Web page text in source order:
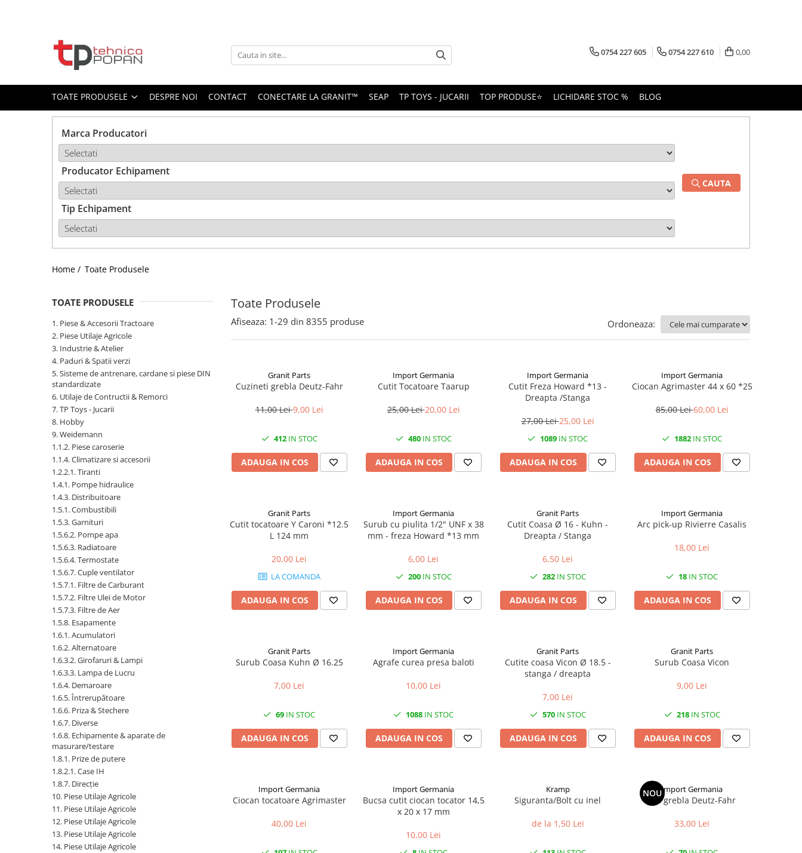
Toate Produsele
1.1. Cabina & Caroserie
1.1.2. Piese caroserie
1.1.3. Embleme & Abtibilduri
1.1.4. Climatizare si accesorii
Puncte si mecanism de ridicare
Tiranti si accesorii
1.3. Scaune & Accesorii
1.3.1. Scaune
1.4.1. Pompe hidraulice
1.4.2. Joystick
1.4.3. Distribuitoare
1.4.4. Cilindri si accesorii
1.5. Motoare
1.5.1. Combustibili
1.5.2. Cuzineti si accesorii
1.5.3. Garnituri
1.5.4. Piese de schimb pentru
motor si accesorii
1.5.5. Pistoane & camasi piston
1.5.6. Răcire
1.5.7. Filtre
1.5.8. Esapamente
1.5.9. Chiulasa si supape
1.5.10. Distributie si accesorii
1.6. Electrice
1.6.1. Acumulatori
0754 227 605 0754 227 610 0,00
TOATE PRODUSELE DESPRE NOI CONTACT CONECTARE LA GRANIT™ SEAP TP TOYS - JUCARII TOP PRODUSE⭐ LICHIDARE STOC % BLOG
Marca Producatori
Producator Echipament
Tip Echipament
CAUTA
Home / Toate Produsele
Toate Produsele
TOATE PRODUSELE
1. Piese & Accesorii Tractoare
2. Piese Utilaje Agricole
3. Industrie & Atelier
4. Paduri & Spatii verzi
5. Sisteme de antrenare, cardane si piese DIN
standardizate
6. Utilaje de Contructii & Remorci
7. TP Toys - Jucarii
8. Hobby
9. Weidemann
1.1.2. Piese caroserie
1.1.4. Climatizare si accesorii
1.2.2.1. Tiranti
1.4.1. Pompe hidraulice
1.4.3. Distribuitoare
1.5.1. Combustibili
1.5.3. Garnituri
1.5.6.2. Pompe apa
1.5.6.3. Radiatoare
1.5.6.4. Termostate
1.5.6.7. Cuple ventilator
1.5.7.1. Filtre de Carburant
1.5.7.2. Filtre Ulei de Motor
1.5.7.3. Filtre de Aer
1.5.8. Esapamente
1.6.1. Acumulatori
1.6.2. Alternatoare
1.6.3.2. Girofaruri & Lampi
1.6.3.3. Lampa de Lucru
1.6.4. Demaroare
1.6.5. Întrerupătoare
1.6.6. Priza & Stechere
1.6.7. Diverse
1.6.8. Echipamente & aparate de
masurare/testare
1.8.1. Prize de putere
1.8.2.1. Case IH
1.8.7. Direcție
10. Piese Utilaje Agricole
11. Piese Utilaje Agricole
12. Piese Utilaje Agricole
13. Piese Utilaje Agricole
14. Piese Utilaje Agricole
Afiseaza: 1-29 din 8355 produse Ordoneaza:
Granit Parts
Cuzineti grebla Deutz-Fahr
11,00 Lei9,00 Lei
412IN STOC
ADAUGA IN COS
Import Germania
Cutit Tocatoare Taarup
25,00 Lei20,00 Lei
480IN STOC
ADAUGA IN COS
Import Germania
Cutit Freza Howard *13 -
Dreapta /Stanga
27,00 Lei25,00 Lei
1089 IN STOC
ADAUGA IN COS
Import Germania
Ciocan Agrimaster 44 x 60 *25
85,00 Lei60,00 Lei
1882 IN STOC
ADAUGA IN COS
Granit Parts
Cutit tocatoare Y Caroni *12.5
L 124 mm
20,00 Lei
LA COMANDA
ADAUGA IN COS
Import Germania
Surub cu piulita 1/2" UNF x 38
mm - freza Howard *13 mm
6,00 Lei
200IN STOC
ADAUGA IN COS
Granit Parts
Cutit Coasa Ø 16 - Kuhn -
Dreapta / Stanga
6,50 Lei
282IN STOC
ADAUGA IN COS
Import Germania
Arc pick-up Rivierre Casalis
18,00 Lei
18 IN STOC
ADAUGA IN COS
Granit Parts
Surub Coasa Kuhn Ø 16.25
7,00 Lei
69 IN STOC
ADAUGA IN COS
Import Germania
Agrafe curea presa baloti
10,00 Lei
1088 IN STOC
ADAUGA IN COS
Granit Parts
Cutite coasa Vicon Ø 18.5 -
stanga / dreapta
7,00 Lei
570IN STOC
ADAUGA IN COS
Granit Parts
Surub Coasa Vicon
9,00 Lei
218IN STOC
ADAUGA IN COS
Import Germania
Ciocan tocatoare Agrimaster
40,00 Lei
Import Germania
Bucsa cutit ciocan tocator 14,5
x 20 x 17 mm
10,00 Lei
Kramp
Siguranta/Bolt cu inel
de la 1,50 Lei
NOUImport Germania
Arc grebla Deutz-Fahr
33,00 Lei